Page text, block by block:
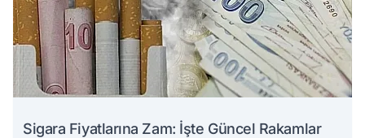
Sigara Fiyatlarına Zam: İşte Güncel Rakamlar